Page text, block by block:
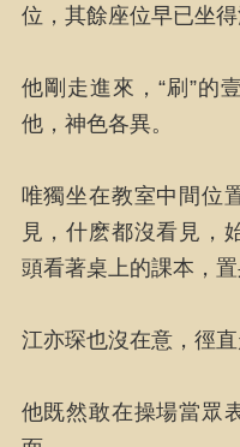
位，其餘座位早已坐得
他剛走進來，“刷”的
他，神色各異。
唯獨坐在教室中間位
見，什麽都沒看見，
頭看著桌上的課本，置
江亦琛也沒在意，徑
他既然敢在操場當眾